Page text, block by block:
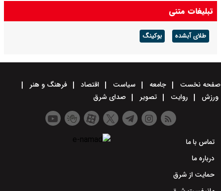
تبلیغات متنی
طلای آبشده بوکینگ
صفحه نخست جامعه سیاست اقتصاد
فرهنگ و هنر
ورزش
روایت تصویر صدای شرق
تماس با ما
درباره ما
حمایت از شرق